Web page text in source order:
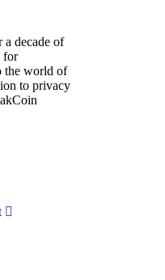
decade of
for
the world of
to privacy